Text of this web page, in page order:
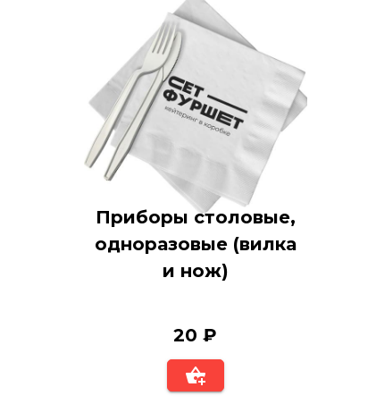
Приборы столовые,
одноразовые (вилка
и нож)
20 ₽